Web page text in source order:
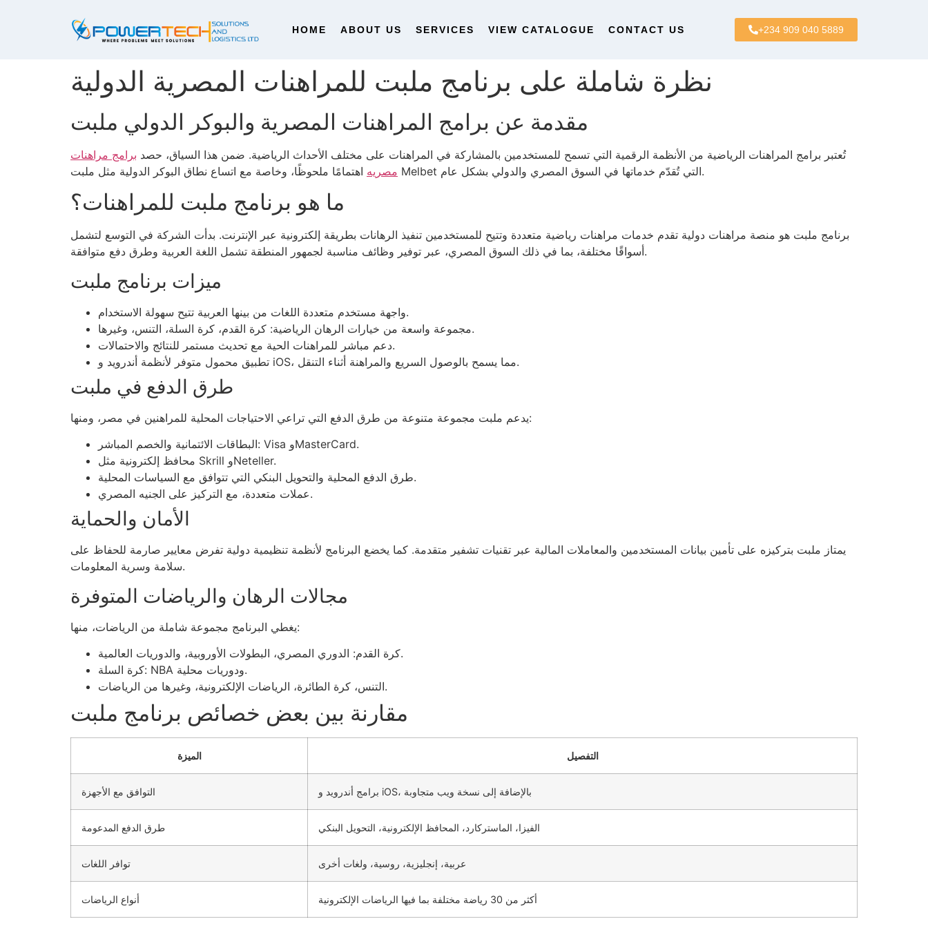
HOME ABOUT US SERVICES VIEW CATALOGUE CONTACT US +234 909 040 5889
نظرة شاملة على برنامج ملبت للمراهنات المصرية الدولية
مقدمة عن برامج المراهنات المصرية والبوكر الدولي ملبت
تُعتبر برامج المراهنات الرياضية من الأنظمة الرقمية التي تسمح للمستخدمين بالمشاركة في المراهنات على مختلف الأحداث الرياضية. ضمن هذا السياق، حصد برامج مراهنات
مصريه
اهتمامًا ملحوظًا، وخاصة مع اتساع نطاق البوكر الدولية مثل ملبت Melbet التي تُقدّم خدماتها في السوق المصري والدولي بشكل عام.
ما هو برنامج ملبت للمراهنات؟
برنامج ملبت هو منصة مراهنات دولية تقدم خدمات مراهنات رياضية متعددة وتتيح للمستخدمين تنفيذ الرهانات بطريقة إلكترونية عبر الإنترنت. بدأت الشركة في التوسع لتشمل
أسواقًا مختلفة، بما في ذلك السوق المصري، عبر توفير وظائف مناسبة لجمهور المنطقة تشمل اللغة العربية وطرق دفع متوافقة.
ميزات برنامج ملبت
واجهة مستخدم متعددة اللغات من بينها العربية تتيح سهولة الاستخدام.
مجموعة واسعة من خيارات الرهان الرياضية: كرة القدم، كرة السلة، التنس، وغيرها.
دعم مباشر للمراهنات الحية مع تحديث مستمر للنتائج والاحتمالات.
تطبيق محمول متوفر لأنظمة أندرويد و iOS، مما يسمح بالوصول السريع والمراهنة أثناء التنقل.
طرق الدفع في ملبت
يدعم ملبت مجموعة متنوعة من طرق الدفع التي تراعي الاحتياجات المحلية للمراهنين في مصر، ومنها:
البطاقات الائتمانية والخصم المباشر: Visa وMasterCard.
محافظ إلكترونية مثل Skrill وNeteller.
طرق الدفع المحلية والتحويل البنكي التي تتوافق مع السياسات المحلية.
عملات متعددة، مع التركيز على الجنيه المصري.
الأمان والحماية
يمتاز ملبت بتركيزه على تأمين بيانات المستخدمين والمعاملات المالية عبر تقنيات تشفير متقدمة. كما يخضع البرنامج لأنظمة تنظيمية دولية تفرض معايير صارمة للحفاظ على
سلامة وسرية المعلومات.
مجالات الرهان والرياضات المتوفرة
يغطي البرنامج مجموعة شاملة من الرياضات، منها:
كرة القدم: الدوري المصري، البطولات الأوروبية، والدوريات العالمية.
كرة السلة: NBA ودوريات محلية.
التنس، كرة الطائرة، الرياضات الإلكترونية، وغيرها من الرياضات.
مقارنة بين بعض خصائص برنامج ملبت
الميزة التفصيل
التوافق مع الأجهزة برامج أندرويد و iOS، بالإضافة إلى نسخة ويب متجاوبة
طرق الدفع المدعومة الفيزا، الماستركارد، المحافظ الإلكترونية، التحويل البنكي
توافر اللغات عربية، إنجليزية، روسية، ولغات أخرى
أنواع الرياضات أكثر من 30 رياضة مختلفة بما فيها الرياضات الإلكترونية